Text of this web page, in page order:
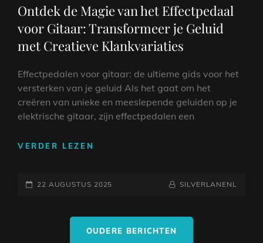
Ontdek de Magie van het Effectpedaal
voor Gitaar: Transformeer je Geluid
met Creatieve Klankvariaties
Effectpedalen voor gitaar: de ultieme gids voor het
versterken van je geluid Als het gaat om het
creëren van unieke en meeslepende geluiden op je
elektrische gitaar, zijn effectpedalen een
VERDER LEZEN
VAN
GITAAR:
GEPLAATST
22 AUGUSTUS 2025 NAAMREGEL
BYLINE
SILVERLANENL
Berichtnavigatie
OUDERE BERICHTEN